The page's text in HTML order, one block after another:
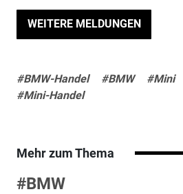
WEITERE MELDUNGEN
#BMW-Handel #BMW #Mini
#Mini-Handel
Mehr zum Thema
#BMW